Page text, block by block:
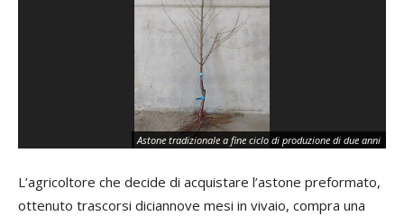
Astone tradizionale a fine ciclo di produzione di due anni
L’agricoltore che decide di acquistare l’astone preformato,
ottenuto trascorsi diciannove mesi in vivaio, compra una